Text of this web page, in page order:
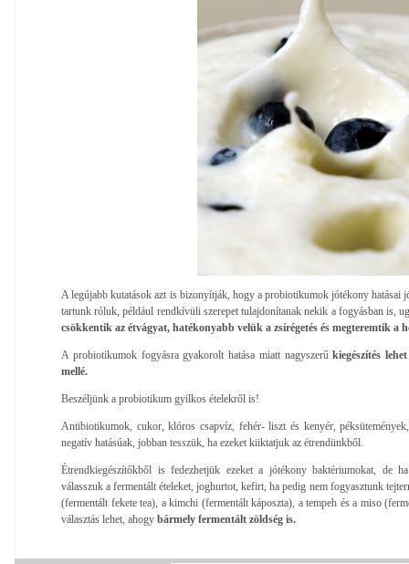
A legújabb kutatások azt is bizonyítják, hogy a probiotikumok jótékony hatásai
tartunk róluk, például rendkívüli szerepet tulajdonítanak nekik a fogyásban is,
csökkentik az étvágyat, hatékonyabb velük a zsírégetés és megteremtik a
A probiotikumok fogyásra gyakorolt hatása miatt nagyszerűkiegészítés
mellé.
Beszéljünk a probiotikum gyilkos ételekről is!
Antibiotikumok, cukor, klóros csapvíz, fehér- liszt és kenyér,
negatív hatásúak, jobban tesszük, ha ezeket kiiktatjuk az étrendünkből.
Étrendkiegészítőkből is fedezhetjük ezeket a jótékony baktériumokat, de
válasszuk a fermentált ételeket, joghurtot, kefirt, ha pedig nem fogyasztunk
(fermentált fekete tea), a kimchi (fermentált káposzta), a tempeh és a miso
választás lehet, ahogy bármely fermentált zöldség is.